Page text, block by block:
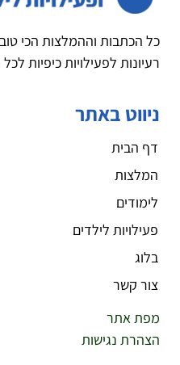
כל הכתבות וההמלצות הכי
רעיונות לפעילויות כיפיות
ניווט באתר
דף הבית
המלצות
לימודים
פעילויות לילדים
בלוג
צור קשר
מפת אתר
הצהרת נגישות